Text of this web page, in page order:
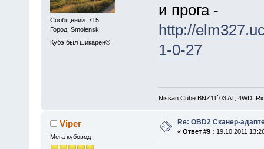
Сообщений: 715
Город: Smolensk
Кубэ был шикарен©
и прога -
http://
1-0-27
Nissan Cube BNZ11`03 AT, 4WD,
Viper
Мега кубовод
Re: OBD2 Сканер-
« Ответ #9 : 19.10.2011